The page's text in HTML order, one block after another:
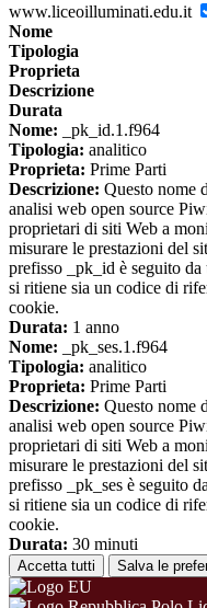
www.liceoilluminati.edu.it
Nome
Tipologia
Proprieta
Descrizione
Durata
Nome: _pk_id.1.f964
Tipologia: analitico
Proprieta: Prime Parti
Descrizione: Questo nome
analisi web open source
proprietari di siti Web a
misurare le prestazioni del
prefisso _pk_id è seguito
si ritiene sia un codice di
cookie.
Durata: 1 anno
Nome: _pk_ses.1.f964
Tipologia: analitico
Proprieta: Prime Parti
Descrizione: Questo nome
analisi web open source
proprietari di siti Web a
misurare le prestazioni del
prefisso _pk_ses è seguito
si ritiene sia un codice di
cookie.
Durata: 30 minuti
Accetta tutti Salva le